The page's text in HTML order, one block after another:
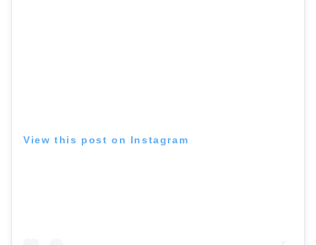
View this post on Instagram